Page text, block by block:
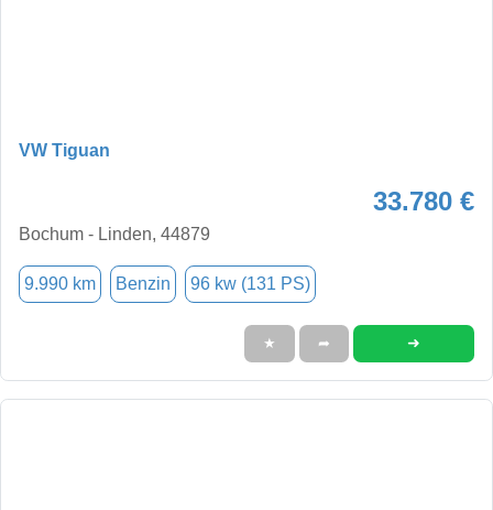
VW Tiguan
33.780 €
Bochum - Linden, 44879
9.990 km Benzin 96 kw (131 PS)
★ ➦ ➜